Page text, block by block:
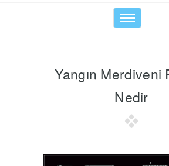
Toggle
navigation
Yangın Merdiveni
Nedir